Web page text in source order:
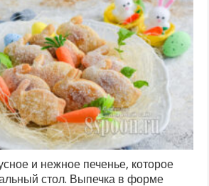
и нежное печенье, которое
стол. Выпечка в форме